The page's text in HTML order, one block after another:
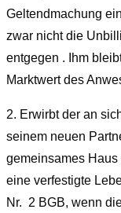
Geltendmachung
zwar nicht die
entgegen . Ihm
Marktwert des
2. Erwirbt der an
seinem neuen
gemeinsames
eine verfestigte
Nr. 2 BGB, wenn